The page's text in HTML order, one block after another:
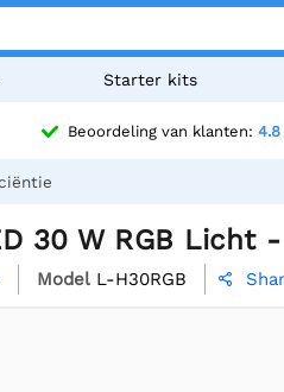
Starter kits
Beoordeling van klanten: 4.8
30 W RGB
Model L-H30RGB 